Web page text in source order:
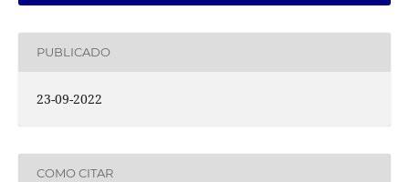
PUBLICADO
23-09-2022
COMO CITAR